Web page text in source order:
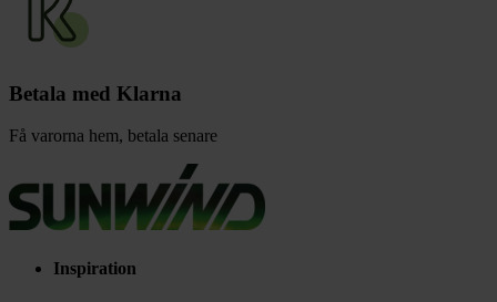
Betala med Klarna
Få varorna hem, betala senare
Inspiration